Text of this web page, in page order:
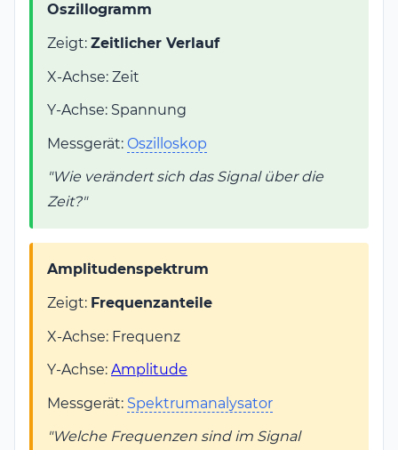
Oszillogramm
Zeigt: Zeitlicher Verlauf
X-Achse: Zeit
Y-Achse: Spannung
Messgerät: Oszilloskop
"Wie verändert sich das Signal über die
Zeit?"
Amplitudenspektrum
Zeigt: Frequenzanteile
X-Achse: Frequenz
Y-Achse: Amplitude
Messgerät: Spektrumanalysator
"Welche Frequenzen sind im Signal